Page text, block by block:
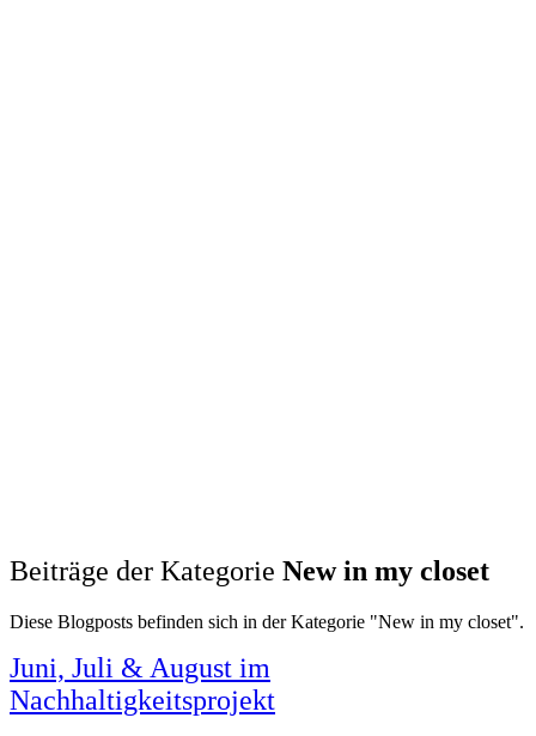
Beiträge der Kategorie New in my closet
Diese Blogposts befinden sich in der Kategorie "New in my closet".
Juni, Juli & August im
Nachhaltigkeitsprojekt